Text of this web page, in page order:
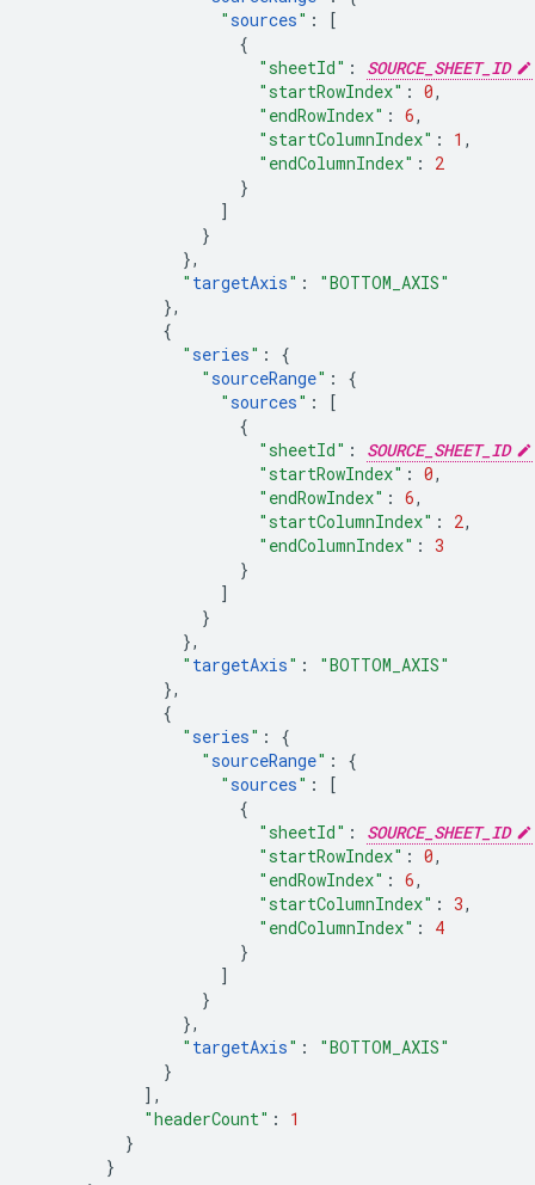
"sources" :
[
{
"sheetId" : SOURCE_SHEET_ID
"startRowIndex" : 0,
"endRowIndex" : 6,
"startColumnIndex" : 1 ,
"endColumnIndex" :
2
}
]
}
},
" targetAxis" :
"BOTTOM_AXIS"
},
{
"series" :
{
"sourceRange" :
{
"sources" :
[
{
"sheetId" : SOURCE_SHEET_ID
"startRowIndex" : 0,
"endRowIndex" : 6,
"startColumnIndex" : 2,
"endColumnIndex" : 3
}
]
}
},
" targetAxis" :
"BOTTOM_AXIS"
},
{
"series" :
{
"sourceRange" :
{
"sources" :
[
{
"sheetId" : SOURCE_SHEET_ID
"startRowIndex" : 0,
"endRowIndex" : 6,
"startColumnIndex" : 3,
"endColumnIndex" :
4
}
]
}
},
" targetAxis" :
"BOTTOM_AXIS"
}
],
"headerCount" :
1
}
}